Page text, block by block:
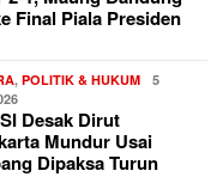
Final Piala Presiden
,POLITIK & HUKUM
5
Desak Dirut
Mundur Usai
Dipaksa Turun